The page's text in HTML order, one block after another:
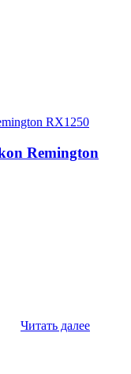
Remington
Читать далее